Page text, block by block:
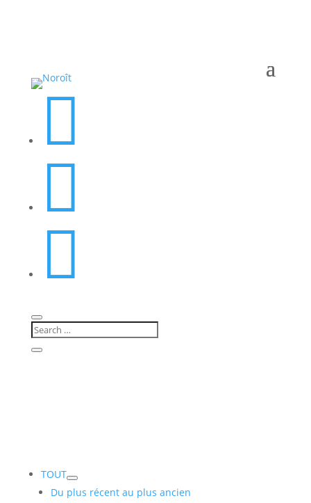



TOUT
Du plus récent au plus ancien